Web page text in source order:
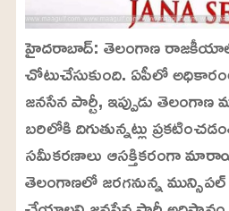
హైదరాబాద్: తెలంగాణ
చోటుచేసుకుంది. ఏపీలో
జనసేన పార్టీ, ఇప్పుడు తెలంగాణ
బరిలోకి దిగుతున్నట్లు
సమీకరణాలు ఆసక్తికరంగా
తెలంగాణలో జరగనున్న